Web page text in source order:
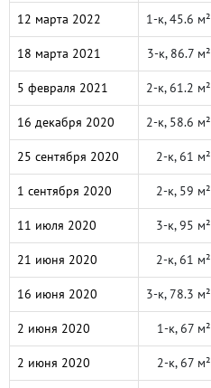
12 марта 2022 1-к, 45.6 м²
18 марта 2021 3-к, 86.7 м²
5 февраля 2021 2-к, 61.2 м²
16 декабря 2020 2-к, 58.6 м²
25 сентября 2020 2-к, 61 м²
1 сентября 2020 2-к, 59 м²
11 июля 2020 3-к, 95 м²
21 июня 2020 2-к, 61 м²
16 июня 2020 3-к, 78.3 м²
2 июня 2020 1-к, 67 м²
2 июня 2020 2-к, 67 м²